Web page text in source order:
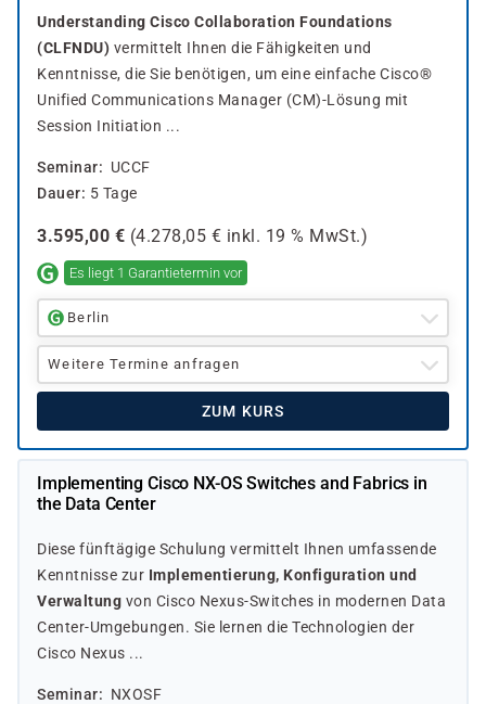
Understanding Cisco Collaboration Foundations
(CLFNDU) vermittelt Ihnen die Fähigkeiten und
Kenntnisse, die Sie benötigen, um eine einfache Cisco®
Unified Communications Manager (CM)-Lösung mit
Session Initiation ...
Seminar
UCCF
Dauer
5 Tage
3.595,00 € (4.278,05 € inkl. 19 % MwSt.)
Es liegt 1 Garantietermin vor
Berlin
Weitere Termine anfragen
ZUM KURS
Implementing Cisco NX-OS Switches and Fabrics in
the Data Center
Diese fünftägige Schulung vermittelt Ihnen umfassende
Kenntnisse zur Implementierung, Konfiguration und
Verwaltung von Cisco Nexus-Switches in modernen Data
Center-Umgebungen. Sie lernen die Technologien der
Cisco Nexus ...
Seminar
NXOSF